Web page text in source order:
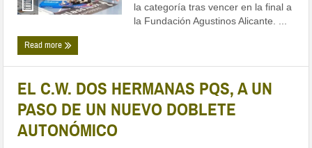
la categoría tras vencer en la final a
la Fundación Agustinos Alicante. ...
Read more
EL C.W. DOS HERMANAS PQS, A UN
PASO DE UN NUEVO DOBLETE
AUTONÓMICO